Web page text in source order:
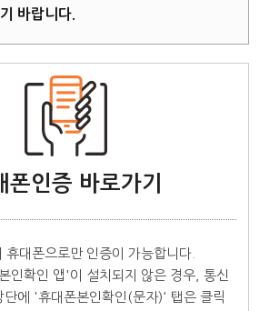
바랍니다.
폰인증 바로가기
휴대폰으로만 인증이 가능합니다.
인확인 앱'이 설치되지 않은 경우, 통신
단에 '휴대폰본인확인(문자)' 탭은 클릭